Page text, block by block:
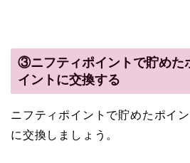
③ニフティポイントで貯めた
イントに交換する
ニフティポイントで貯めたポイ
に交換しましょう。